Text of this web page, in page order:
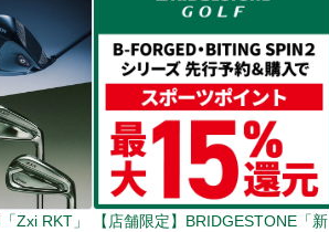
Zxi RKT」
【店舗限定】BRIDGESTONE「新